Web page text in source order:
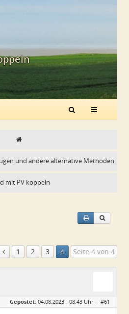
und andere alternative Methoden
mit PV koppeln
1 2 3 4 Seite 4 von 4
Gepostet: 04.08.2023 - 08:43 Uhr · #61